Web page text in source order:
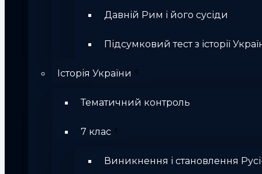
Давній Рим і його сусіди
Підсумковий тест з історії
Історія України
Тематичний контроль
7 клас
Виникнення і становлення